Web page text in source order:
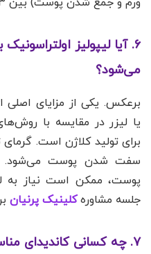
۶. آیا لیپولیز
می‌شود؟
برعکس. یکی از مزایای اصلی
یا لیزر در مقایسه با
برای تولید کلاژن است.
سفت شدن پوست می‌شود.
پوست، ممکن است نیاز به
جلسه مشاورهکلینیک پرنیان
۷. چه کسانی کاندیدای مناسبی برای این عمل نیستند؟